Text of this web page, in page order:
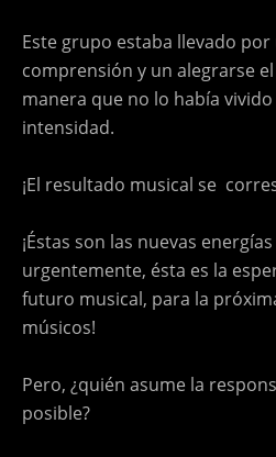
Este grupo estaba llevado
comprensión y un alegrarse
manera que no lo había
intensidad.
¡El resultado musical se
¡Éstas son las nuevas
urgentemente, ésta es la
futuro musical, para la
músicos!
Pero, ¿quién asume la
posible?